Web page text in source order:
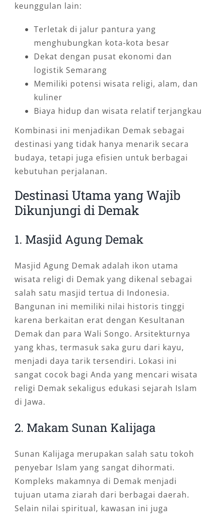
keunggulan lain:
Terletak di jalur pantura yang
menghubungkan kota-kota besar
Dekat dengan pusat ekonomi dan
logistik Semarang
Memiliki potensi wisata religi, alam, dan
kuliner
Biaya hidup dan wisata relatif terjangkau
Kombinasi ini menjadikan Demak sebagai
destinasi yang tidak hanya menarik secara
budaya, tetapi juga efisien untuk berbagai
kebutuhan perjalanan.
Destinasi Utama yang Wajib
Dikunjungi di Demak
1. Masjid Agung Demak
Masjid Agung Demak adalah ikon utama
wisata religi di Demak yang dikenal sebagai
salah satu masjid tertua di Indonesia.
Bangunan ini memiliki nilai historis tinggi
karena berkaitan erat dengan Kesultanan
Demak dan para Wali Songo. Arsitekturnya
yang khas, termasuk saka guru dari kayu,
menjadi daya tarik tersendiri. Lokasi ini
sangat cocok bagi Anda yang mencari wisata
religi Demak sekaligus edukasi sejarah Islam
di Jawa.
2. Makam Sunan Kalijaga
Sunan Kalijaga merupakan salah satu tokoh
penyebar Islam yang sangat dihormati.
Kompleks makamnya di Demak menjadi
tujuan utama ziarah dari berbagai daerah.
Selain nilai spiritual, kawasan ini juga